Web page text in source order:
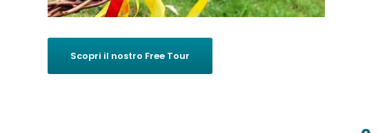
Scopri il nostro Free Tour